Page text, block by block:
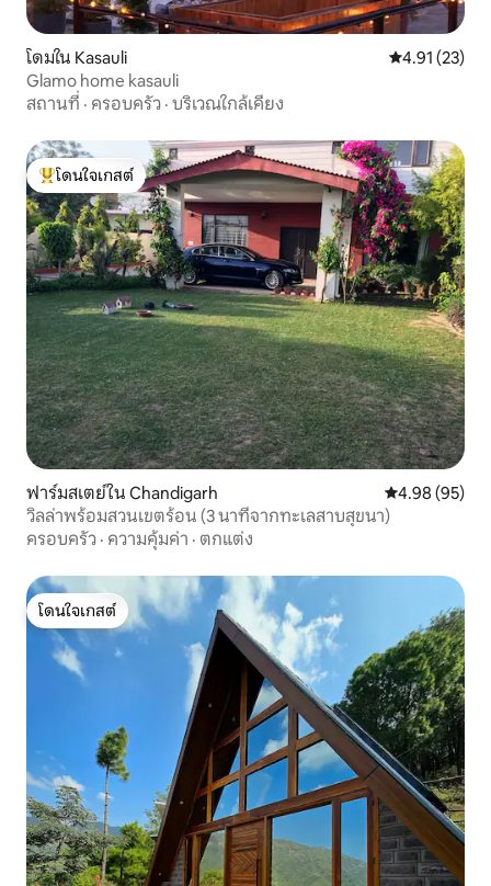
โดมใน Kasauli คะแนนเฉลี่ย
4.91 (23)
Glamo home kasauli
สถานที่ · ครอบครัว · บริเวณใกล้เคียง
โดนใจเกสต์ที่สุด
โดนใจเกสต์
ฟาร์มสเตย์ใน Chandigarh คะแนนเฉลี่ย
4.98 (95)
วิลล่าพร้อมสวนเขตร้อน (3 นาทีจากทะเลสาบสุขนา)
ครอบครัว · ความคุ้มค่า · ตกแต่ง
โดนใจเกสต์
โดนใจเกสต์